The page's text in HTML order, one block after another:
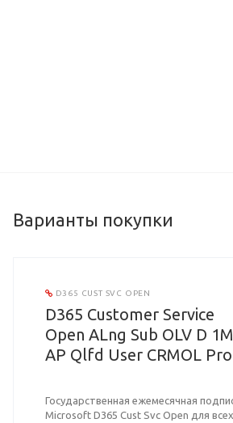
Варианты покупки
D365 CUST SVC OPEN
D365 Customer Service
Open ALng Sub OLV D 1M
AP Qlfd User CRMOL Pro
Государственная ежемесячная
Microsoft D365 Cust Svc Open для всех